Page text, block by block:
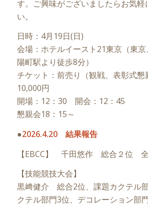
す。ご興味がございましたらお気軽
い。
日時：4月19日(日)
会場：ホテルイースト21東京（東
陽町駅より徒歩8分）
チケット：前売り（観戦、表彰式懇
10,000円
開場：12：30 開会：12：45
懇親会18：15～
●2026.4.20 結果報告
【EBCC】 千田悠作 総合２位
【技能競技大会】
黒﨑健介 総合2位、課題カクテル
クテル部門3位、デコレーション部